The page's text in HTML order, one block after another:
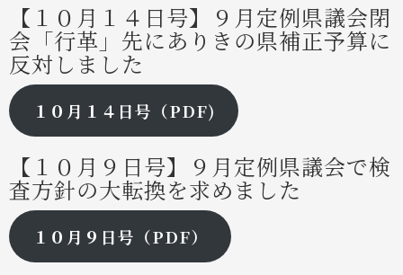
【１０月１４日号】 ９月定例県議会閉
会「行革」先にありきの県補正予算に
反対しました
１０月１４日号（PDF)
【１０月９日号】 ９月定例県議会で検
査方針の大転換を求めました
１０月９日号（PDF）